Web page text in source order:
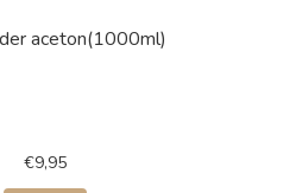
aceton(1000ml)
€9,95